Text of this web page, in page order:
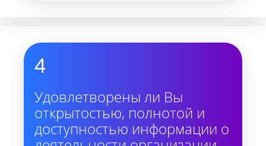
4
Удовлетворены ли Вы
открытостью, полнотой и
доступностью информации о